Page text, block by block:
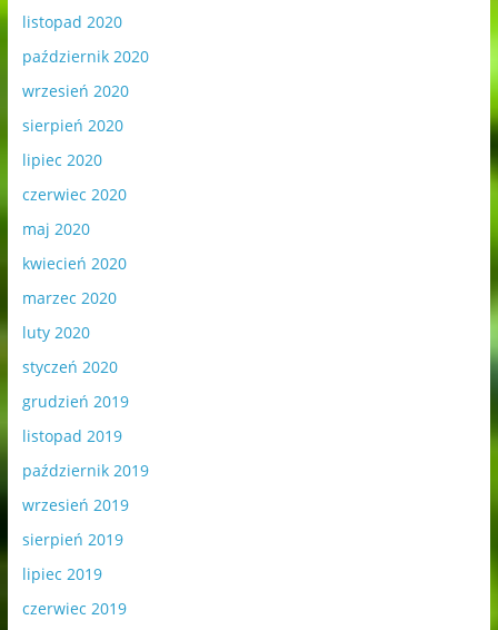
listopad 2020
październik 2020
wrzesień 2020
sierpień 2020
lipiec 2020
czerwiec 2020
maj 2020
kwiecień 2020
marzec 2020
luty 2020
styczeń 2020
grudzień 2019
listopad 2019
październik 2019
wrzesień 2019
sierpień 2019
lipiec 2019
czerwiec 2019